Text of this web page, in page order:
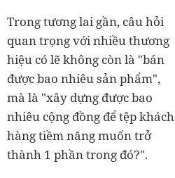
Trong tương lai gần, câu hỏi
quan trọng với nhiều thương
hiệu có lẽ không còn là "bán
được bao nhiêu sản phẩm",
mà là "xây dựng được bao
nhiêu cộng đồng để tệp khách
hàng tiềm năng muốn trở
thành 1 phần trong đó?".